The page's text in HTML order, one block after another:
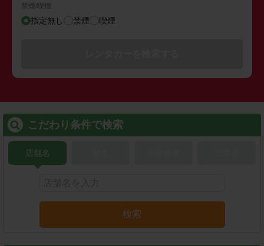
禁煙/喫煙
指定無し 禁煙 喫煙
こだわり条件で検索
店舗名
検索